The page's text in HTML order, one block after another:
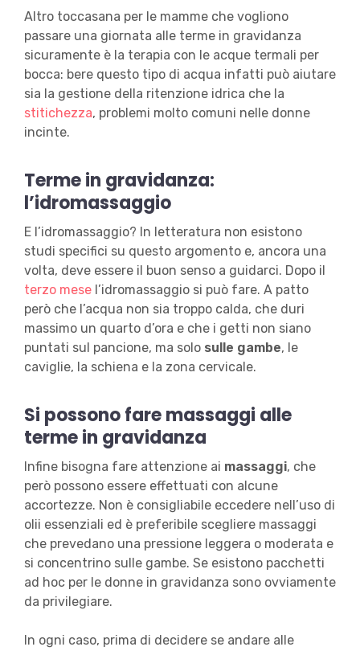
Altro toccasana per le mamme che vogliono
passare una giornata alle terme in gravidanza
sicuramente è la terapia con le acque termali per
bocca: bere questo tipo di acqua infatti può aiutare
sia la gestione della ritenzione idrica che la
stitichezza, problemi molto comuni nelle donne
incinte.
Terme in gravidanza:
l’idromassaggio
E l’idromassaggio? In letteratura non esistono
studi specifici su questo argomento e, ancora una
volta, deve essere il buon senso a guidarci. Dopo il
terzo mese l’idromassaggio si può fare. A patto
però che l’acqua non sia troppo calda, che duri
massimo un quarto d’ora e che i getti non siano
puntati sul pancione, ma solo sulle gambe, le
caviglie, la schiena e la zona cervicale.
Si possono fare massaggi alle
terme in gravidanza
Infine bisogna fare attenzione ai massaggi, che
però possono essere effettuati con alcune
accortezze. Non è consigliabile eccedere nell’uso di
olii essenziali ed è preferibile scegliere massaggi
che prevedano una pressione leggera o moderata e
si concentrino sulle gambe. Se esistono pacchetti
ad hoc per le donne in gravidanza sono ovviamente
da privilegiare.
In ogni caso, prima di decidere se andare alle